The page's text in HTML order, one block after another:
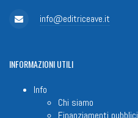
info@editriceave.it
INFORMAZIONIUTILI
Info
Chi siamo
Finanziamenti pubblici